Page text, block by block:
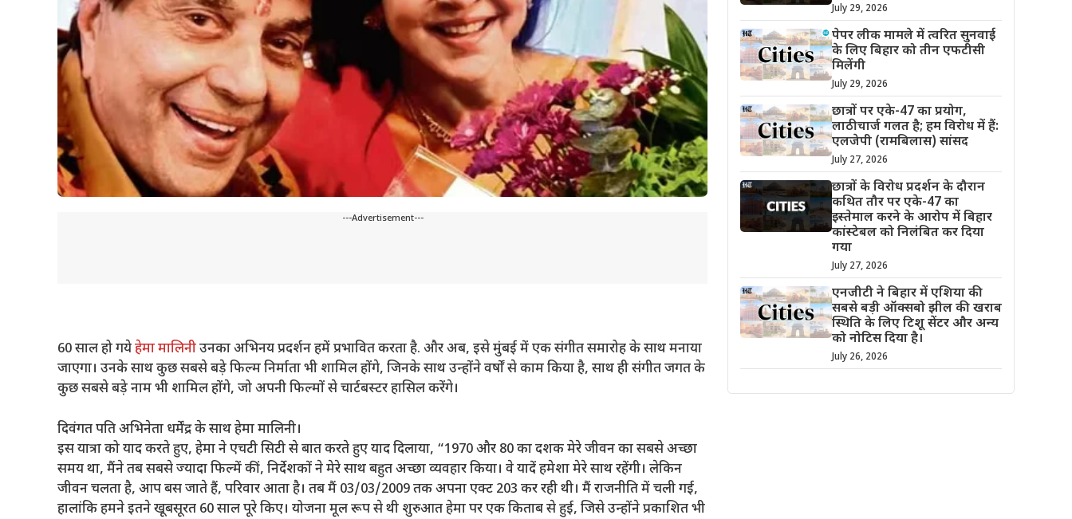
---Advertisement---
60 साल हो गयेहेमा मालिनीउनका अभिनय प्रदर्शन हमें प्रभावित करता है. और अब, इसे मुंबई में एक संगीत समारोह के साथ मनाया
जाएगा। उनके साथ कुछ सबसे बड़े फिल्म निर्माता भी शामिल होंगे, जिनके साथ उन्होंने वर्षों से काम किया है, साथ ही संगीत जगत के
कुछ सबसे बड़े नाम भी शामिल होंगे, जो अपनी फिल्मों से चार्टबस्टर हासिल करेंगे।
दिवंगत पति अभिनेता धर्मेंद्र के साथ हेमा मालिनी।
इस यात्रा को याद करते हुए, हेमा ने एचटी सिटी से बात करते हुए याद दिलाया, “1970 और 80 का दशक मेरे जीवन का सबसे अच्छा
समय था, मैंने तब सबसे ज्यादा फिल्में कीं, निर्देशकों ने मेरे साथ बहुत अच्छा व्यवहार किया। वे यादें हमेशा मेरे साथ रहेंगी। लेकिन
जीवन चलता है, आप बस जाते हैं, परिवार आता है। तब मैं 03/03/2009 तक अपना एक्ट 203 कर रही थी। मैं राजनीति में चली गई,
हालांकि हमने इतने खूबसूरत 60 साल पूरे किए। योजना मूल रूप से थी शुरुआत हेमा पर एक किताब से हुई, जिसे उन्होंने प्रकाशित भी
July 29, 2026
पेपर लीक मामले में त्वरित सुनवाई
के लिए बिहार को तीन एफटीसी
मिलेंगी
July 29, 2026
छात्रों पर एके-47 का प्रयोग,
लाठीचार्ज गलत है; हम विरोध में हैं:
एलजेपी (रामबिलास) सांसद
July 27, 2026
छात्रों के विरोध प्रदर्शन के दौरान
कथित तौर पर एके-47 का
इस्तेमाल करने के आरोप में बिहार
कांस्टेबल को निलंबित कर दिया
गया
July 27, 2026
एनजीटी ने बिहार में एशिया की
सबसे बड़ी ऑक्सबो झील की खराब
स्थिति के लिए टिशू सेंटर और अन्य
को नोटिस दिया है।
July 26, 2026